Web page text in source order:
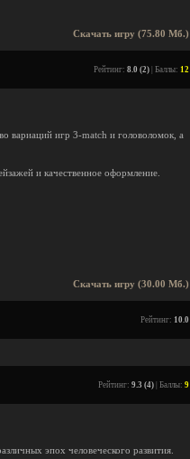
Скачать игру (75.80 Мб.)
Рейтинг: 8.0 (2) | Баллы: 12
вариаций игр 3-match и головоломок, а
и качественное оформление.
Скачать игру (30.00 Мб.)
Рейтинг: 10.0
Рейтинг: 9.3 (4) | Баллы: 9
эпох человеческого развития.